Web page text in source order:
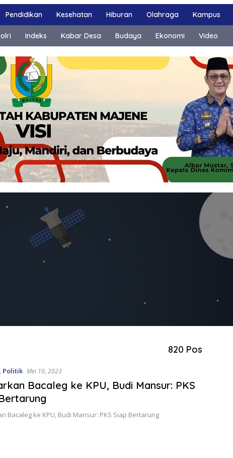
Pendidikan Kesehatan Hiburan Olahraga Kampus
Indeks Kabar Desa Budaya Ekonomi Video
820 Pos
, Politik Mei 10, 2023
Bacaleg ke KPU, Budi Mansur: PKS
Bacaleg ke KPU, Budi Mansur: PKS Siap Bertarung